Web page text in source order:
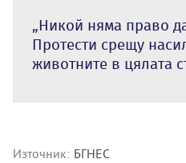
„Никой няма право
Протести срещу
животните в цялата
Източник: БГНЕС